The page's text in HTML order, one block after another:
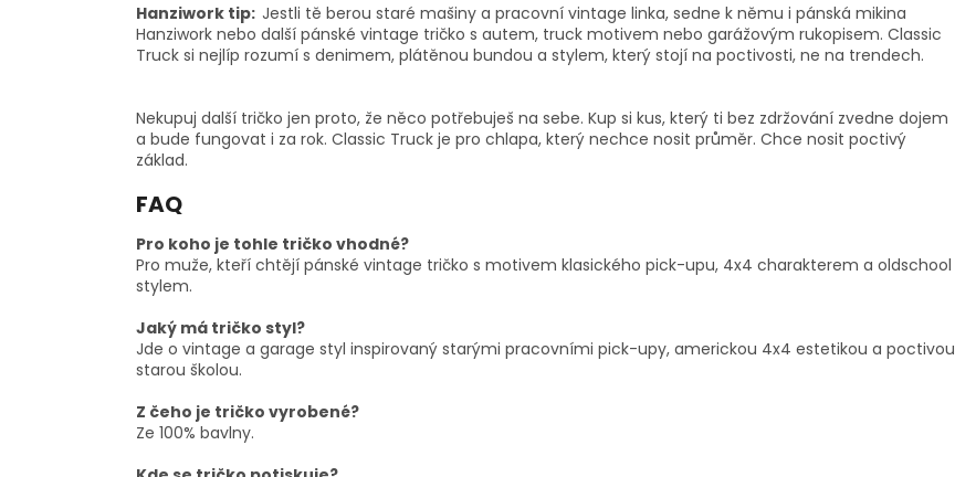
Hanziwork tip: Jestli tě berou staré mašiny a pracovní vintage linka, sedne k němu i pánská mikina
Hanziwork nebo další pánské vintage tričko s autem, truck motivem nebo garážovým rukopisem. Classic
Truck si nejlíp rozumí s denimem, plátěnou bundou a stylem, který stojí na poctivosti, ne na trendech.
Nekupuj další tričko jen proto, že něco potřebuješ na sebe. Kup si kus, který ti bez zdržování zvedne dojem
a bude fungovat i za rok. Classic Truck je pro chlapa, který nechce nosit průměr. Chce nosit poctivý
základ.
FAQ
Pro koho je tohle tričko vhodné?
Pro muže, kteří chtějí pánské vintage tričko s motivem klasického pick-upu, 4x4 charakterem a oldschool
stylem.
Jaký má tričko styl?
Jde o vintage a garage styl inspirovaný starými pracovními pick-upy, americkou 4x4 estetikou a poctivou
starou školou.
Z čeho je tričko vyrobené?
Ze 100% bavlny.